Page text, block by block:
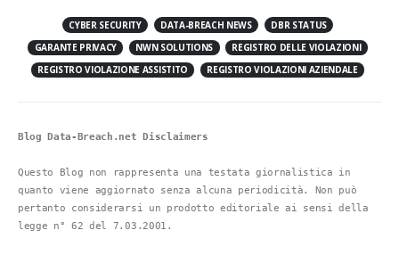
CYBER SECURITY DATA-BREACH NEWS
DBR STATUS
GARANTE PRIVACY
NWN SOLUTIONS
REGISTRO DELLE VIOLAZIONI
REGISTRO VIOLAZIONE ASSISTITO
REGISTRO VIOLAZIONI AZIENDALE
Blog Data-Breach.net Disclaimers
Questo Blog non rappresenta una testata giornalistica in
quanto viene aggiornato senza alcuna periodicità. Non può
pertanto considerarsi un prodotto editoriale ai sensi della
legge n° 62 del 7.03.2001.